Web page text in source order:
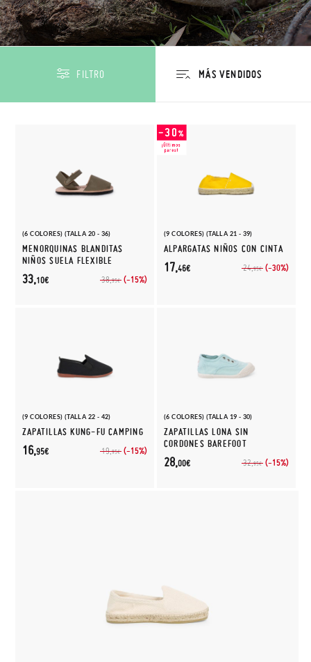
FILTRO
(6 COLORES) (TALLA 20 - 36)
MENORQUINAS BLANDITAS
NIÑOS SUELA FLEXIBLE
38,95€ (-15%)
33,10€
(9 COLORES) (TALLA 21 - 39)
ALPARGATAS NIÑOS CON CINTA
24,95€ (-30%)
17,46€
(9 COLORES) (TALLA 22 - 42)
ZAPATILLAS KUNG-FU CAMPING
19,95€ (-15%)
16,95€
(6 COLORES) (TALLA 19 - 30)
ZAPATILLAS LONA SIN
CORDONES BAREFOOT
32,95€ (-15%)
28,00€